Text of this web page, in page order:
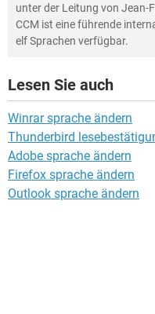
unter der Leitung von Jean-
CCM ist eine führende
elf Sprachen verfügbar.
Lesen Sie auch
Winrar sprache ändern
Thunderbird
Adobe sprache ändern
Firefox sprache ändern
Outlook sprache ändern